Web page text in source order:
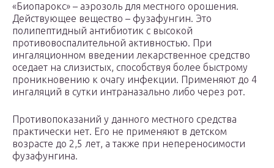
«Биопарокс» – аэрозоль для местного орошения.
Действующее вещество – фузафунгин. Это
полипептидный антибиотик с высокой
противовоспалительной активностью. При
ингаляционном введении лекарственное средство
оседает на слизистых, способствуя более быстрому
проникновению к очагу инфекции. Применяют до 4
ингаляций в сутки интраназально либо через рот.
Противопоказаний у данного местного средства
практически нет. Его не применяют в детском
возрасте до 2,5 лет, а также при непереносимости
фузафунгина.